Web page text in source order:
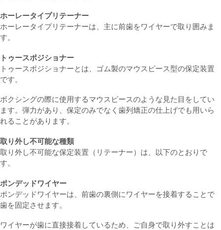
ホーレータイプリテーナー
ホーレータイプリテーナーは、主に前歯をワイヤーで取り囲みま
す。
トゥースポジショナー
トゥースポジショナーとは、ゴム製のマウスピース型の保定装置
です。
ボクシングの際に使用するマウスピースのような見た目をしてい
ます。弾力があり、保定のみでなく歯列矯正の仕上げでも用いら
れることがあります。
取り外し不可能な種類
取り外し不可能な保定装置（リテーナー）は、以下のとおりで
す。
ポンデッドワイヤー
ポンデッドワイヤーは、前歯の裏側にワイヤーを接着することで
歯を固定させます。
ワイヤーが歯に直接接着しているため、ご自身で取り外すことは